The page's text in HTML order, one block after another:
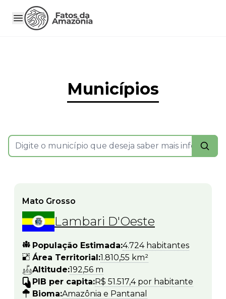
Municípios
Mato Grosso
Lambari D'Oeste
População Estimada:4.724 habitantes
Área Territorial:1.810,55 km²
Altitude:192,56 m
PIB per capita:R$ 51.517,4 por habitante
Bioma:Amazônia e Pantanal